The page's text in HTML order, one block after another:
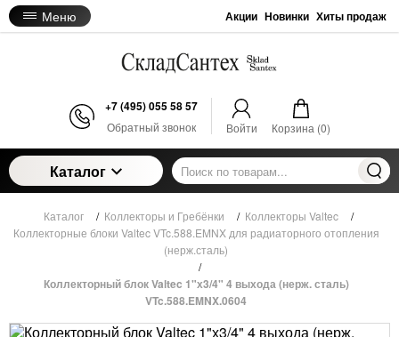
Меню Акции Новинки Хиты продаж
+7 (495) 055 58 57
Обратный звонок Войти Корзина (0)
Каталог
Каталог / Коллекторы и Гребёнки / Коллекторы Valtec
/
Коллекторные блоки Valtec VTc.588.EMNX для радиаторного отопления
(нерж.сталь)
/
Коллекторный блок Valtec 1"х3/4" 4 выхода (нерж. сталь)
VTc.588.EMNX.0604